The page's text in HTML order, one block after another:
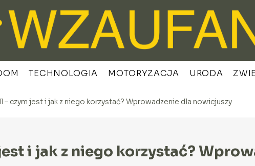
TECHNOLOGIA MOTORYZACJA URODA
– czym jest i jak z niego korzystać? Wprowadzenie dla nowicjuszy
i jak z niego korzystać?